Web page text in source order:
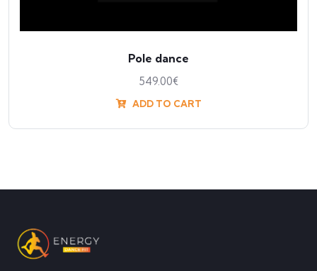
Pole dance
549.00€
ADD TO CART